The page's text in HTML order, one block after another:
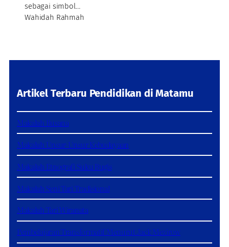
sebagai simbol…
Wahidah Rahmah
Artikel Terbaru Pendidikan di Matamu
Makalah Busana
Makalah Unsur-Unsur Kebudayaan
Makalah Etnografi Suku Bugis
Makalah Seni Tari Tradisional
Makalah Tari Wiranata
Pembelajaran Transformatif Menurut Jack Mezirow